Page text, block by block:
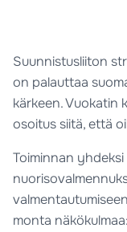
Suunnistusliiton
on palauttaa
kärkeen. Vuokatin
osoitus siitä, että
Toiminnan
monta